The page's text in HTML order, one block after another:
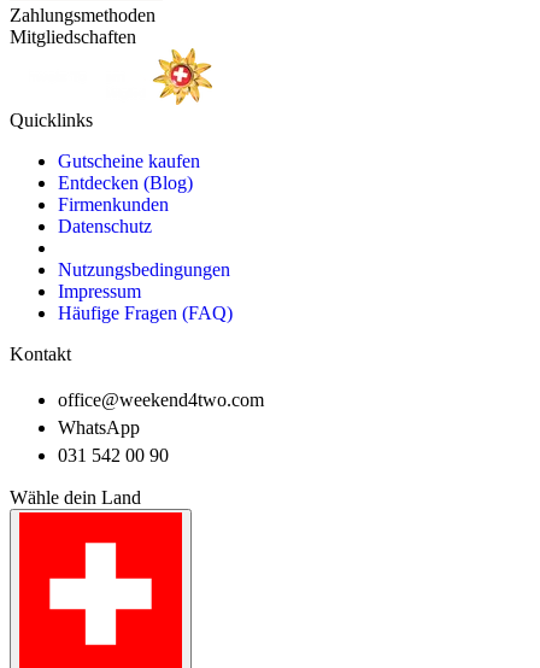
Zahlungsmethoden
Mitgliedschaften
Quicklinks
Gutscheine kaufen
Entdecken (Blog)
Firmenkunden
Datenschutz
Nutzungsbedingungen
Impressum
Häufige Fragen (FAQ)
Kontakt
office@weekend4two.com
WhatsApp
031 542 00 90
Wähle dein Land